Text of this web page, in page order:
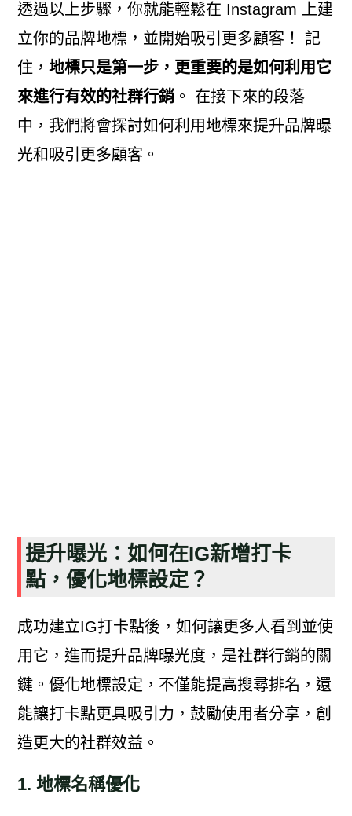
透過以上步驟，你就能輕鬆在 Instagram 上建
立你的品牌地標，並開始吸引更多顧客！ 記
住， 地標只是第一步，更重要的是如何利用它
來進行有效的社群行銷。 在接下來的段落
中，我們將會探討如何利用地標來提升品牌曝
光和吸引更多顧客。
提升曝光：如何在IG新增打卡
點，優化地標設定？
成功建立IG打卡點後，如何讓更多人看到並使
用它，進而提升品牌曝光度，是社群行銷的關
鍵。優化地標設定，不僅能提高搜尋排名，還
能讓打卡點更具吸引力，鼓勵使用者分享，創
造更大的社群效益。
1. 地標名稱優化